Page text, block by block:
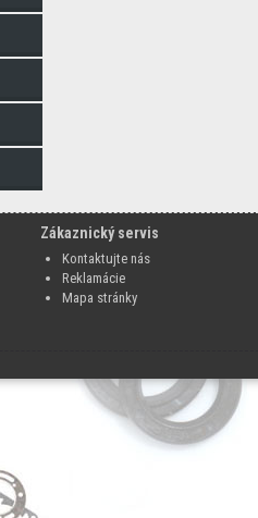
Zákaznický servis
Kontaktujte nás
Reklamácie
Mapa stránky